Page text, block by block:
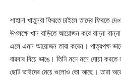
শাহানা খাতুনরা ফিরতে চাইলে তাদের ফিরতে
উপলক্ষে খান বাড়িতে আয়োজন করে রান্না
এলে এমন আয়োজন তারা করেন। পাত্রপক্ষ
বারবার বিয়ে ভাঙে। তিনি মনে মনে দোয়া
ছোট ভাইদের মেয়ে গুলোও তো আছে। তারা